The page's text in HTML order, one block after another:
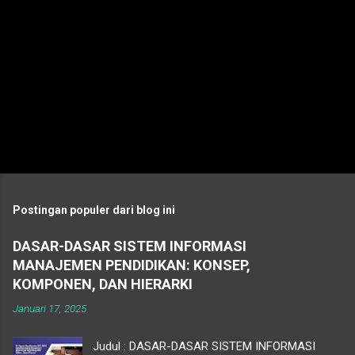
Postingan populer dari blog ini
DASAR-DASAR SISTEM INFORMASI
MANAJEMEN PENDIDIKAN: KONSEP,
KOMPONEN, DAN HIERARKI
Januari 17, 2025
Judul : DASAR-DASAR SISTEM INFORMASI